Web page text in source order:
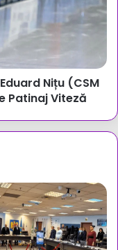
Nițu (CSM
Patinaj Viteză